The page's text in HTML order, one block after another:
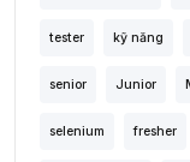
tester kỹ năng
senior Junior
selenium fresher